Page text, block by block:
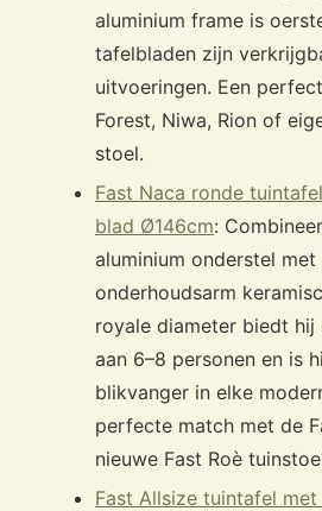
aluminium frame is
tafelbladen zijn
uitvoeringen. Een
Forest, Niwa, Rion of
stoel.
Fast Naca ronde
blad Ø146cm:
aluminium onderstel met
onderhoudsarm
royale diameter biedt
aan 6–8 personen en is
blikvanger in elke
perfecte match met de
nieuwe Fast Roè
Fast Allsize tuintafel